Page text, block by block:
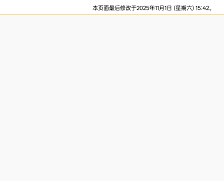
本页面最后修改于2025年11月1日 (星期六) 15:42。